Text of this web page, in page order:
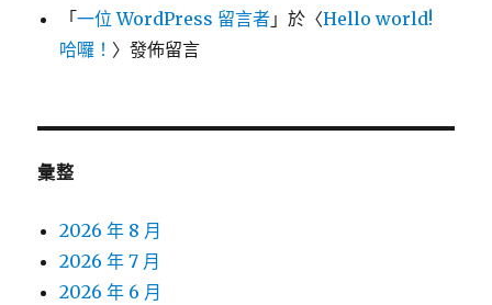
「一位 WordPress 留言者 」於〈Hello world!
哈囉！ 〉發佈留言
彙整
2026 年 8 月
2026 年 7 月
2026 年 6 月